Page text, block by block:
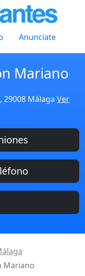
Anunciate
Mariano
29008 Málaga Ver
Mariano